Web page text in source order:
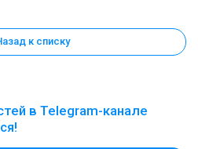
к списку
в Telegram-канале